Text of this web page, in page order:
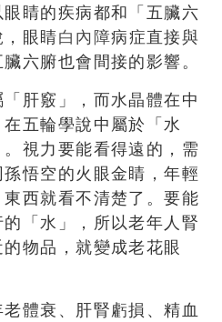
睛的疾病都和「五臟六
眼睛白內障病症直接與
六腑也會間接的影響。
肝竅」，而水晶體在中
五輪學說中屬於「水
視力要能看得遠的，需
悟空的火眼金睛，年輕
西就看不清楚了。要能
「水」，所以老年人腎
物品，就變成老花眼
體衰、肝腎虧損、精血